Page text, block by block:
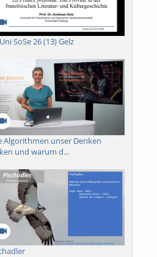
im
Mikroprozessor-
Entwicklung - Armin
Biere - deutsch
SoSe 26 (13) Gelz
Algorithmen unser Denken
und warum d...